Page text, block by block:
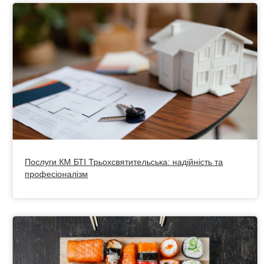
Послуги КМ БТІ Трьохсвятительська: надійність та
професіоналізм